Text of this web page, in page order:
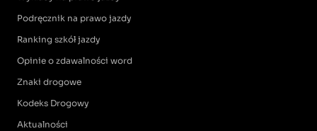
Podręcznik na prawo jazdy
Ranking szkół jazdy
Opinie o zdawalności word
Znaki drogowe
Kodeks Drogowy
Aktualności